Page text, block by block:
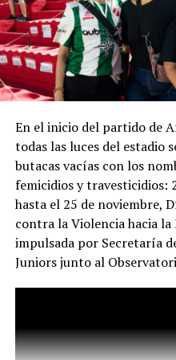
mientras el oficialismo
reuniones para
del miércoles con la
del Estado) que
Caputo, confirmando el
desde el gobierno. La
Milei / Bullrich no
ni de la crisis social, sino
periodismo que
trabajo y ejercer la
completo.
El video muestra las
Grillo, a quien le
metálico de gas
En el inicio del partido de
todas las luces del estadio
butacas vacías con los
femicidios y travesticidios:
hasta el 25 de noviembre,
contra la Violencia hacia la
impulsada por Secretaría
Juniors junto al